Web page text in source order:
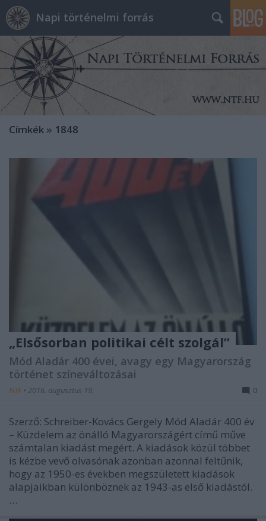
Napi történelmi forrás
Címkék » 1848
„Elsősorban politikai célt szolgál”
Mód Aladár 400 évei, avagy egy Magyarország
történet színeváltozásai
NTF • 2016. augusztus 19. 0
Szerző: Schreiber-Kovács Gergely Mód Aladár 400 év
– Küzdelem az önálló Magyarországért című műve
számtalan kiadást megért. A kiadások közül többet
is kézbe vevő olvasónak azonban azonnal feltűnik,
hogy az 1950-es években megszületett kiadások
alapjaikban különböznek az 1943-as első kiadástól.
…